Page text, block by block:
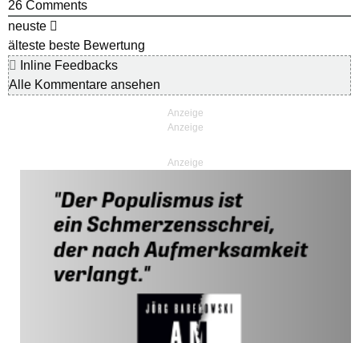
26 Comments
neuste
älteste beste Bewertung
Inline Feedbacks
Alle Kommentare ansehen
Anzeige